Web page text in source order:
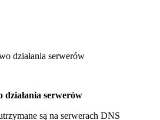
działania serwerów
są na serwerach DNS